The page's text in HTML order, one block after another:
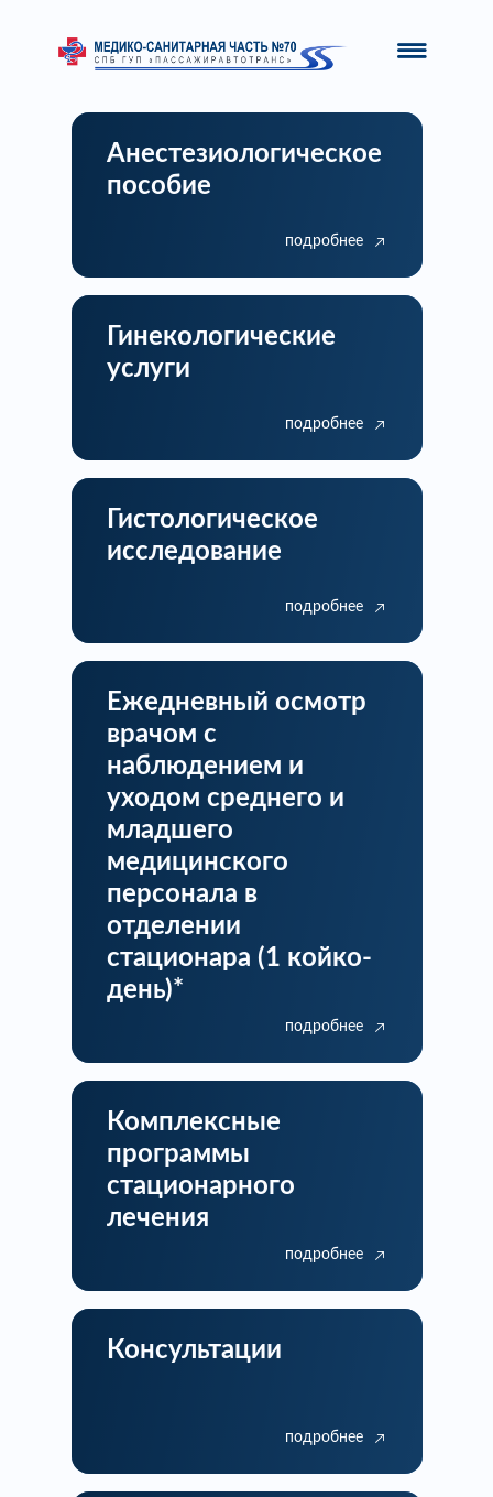
Анестезиологическое
пособие
подробнее
Гинекологические
услуги
подробнее
Гистологическое
исследование
подробнее
Ежедневный осмотр
врачом с
наблюдением и
уходом среднего и
младшего
медицинского
персонала в
отделении
стационара (1 койко-
день)*
подробнее
Комплексные
программы
стационарного
лечения
подробнее
Консультации
подробнее